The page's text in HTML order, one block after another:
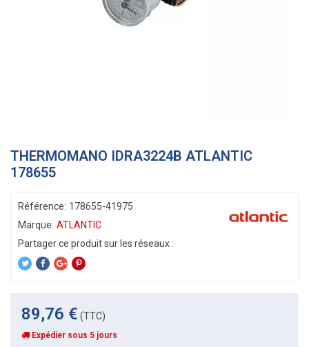
THERMOMANO IDRA3224B ATLANTIC
178655
Référence: 178655-41975
Marque: ATLANTIC
89,76 € (TTC)
Expédier sous 5 jours